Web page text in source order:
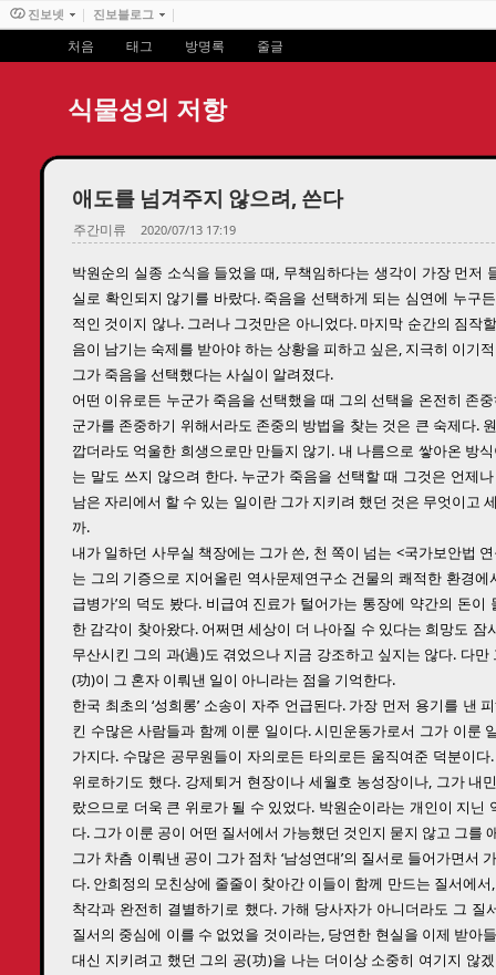
처음 태그 방명록 줄글
식물성의 저항
애도를 넘겨주지 않으려, 쓴다
주간미류 2020/07/13 17:19
박원순의 실종 소식을 들었을 때, 무책임하다는 생각이 가장 먼저
실로 확인되지 않기를 바랐다. 죽음을 선택하게 되는 심연에 누구
적인 것이지 않나. 그러나 그것만은 아니었다. 마지막 순간의 짐작
음이 남기는 숙제를 받아야 하는 상황을 피하고 싶은, 지극히 이기
그가 죽음을 선택했다는 사실이 알려졌다.
어떤 이유로든 누군가 죽음을 선택했을 때 그의 선택을 온전히 존
군가를 존중하기 위해서라도 존중의 방법을 찾는 것은 큰 숙제다.
깝더라도 억울한 희생으로만 만들지 않기. 내 나름으로 쌓아온 방
는 말도 쓰지 않으려 한다. 누군가 죽음을 선택할 때 그것은 언제
남은 자리에서 할 수 있는 일이란 그가 지키려 했던 것은 무엇이고
까.
내가 일하던 사무실 책장에는 그가 쓴, 천 쪽이 넘는 <국가보안법
는 그의 기증으로 지어올린 역사문제연구소 건물의 쾌적한 환경에
급병가’의 덕도 봤다. 비급여 진료가 털어가는 통장에 약간의 돈이
한 감각이 찾아왔다. 어쩌면 세상이 더 나아질 수 있다는 희망도
무산시킨 그의 과(過)도 겪었으나 지금 강조하고 싶지는 않다. 다
(功)이 그 혼자 이뤄낸 일이 아니라는 점을 기억한다.
한국 최초의 ‘성희롱’ 소송이 자주 언급된다. 가장 먼저 용기를 낸
킨 수많은 사람들과 함께 이룬 일이다. 시민운동가로서 그가 이룬
가지다. 수많은 공무원들이 자의로든 타의로든 움직여준 덕분이
위로하기도 했다. 강제퇴거 현장이나 세월호 농성장이나, 그가 내
랐으므로 더욱 큰 위로가 될 수 있었다. 박원순이라는 개인이 지닌
다. 그가 이룬 공이 어떤 질서에서 가능했던 것인지 묻지 않고 그를
그가 차츰 이뤄낸 공이 그가 점차 ‘남성연대’의 질서로 들어가면서
다. 안희정의 모친상에 줄줄이 찾아간 이들이 함께 만드는 질서에서
착각과 완전히 결별하기로 했다. 가해 당사자가 아니더라도 그
질서의 중심에 이를 수 없었을 것이라는, 당연한 현실을 이제 받아
대신 지키려고 했던 그의 공(功)을 나는 더이상 소중히 여기지 않
진보넷 진보블로그